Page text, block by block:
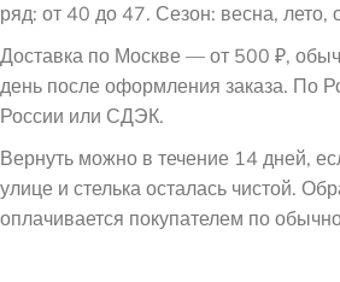
ряд: от 40 до 47. Сезон: весна, лето,
Доставка по Москве — от 500 ₽,
день после оформления заказа. По
России или СДЭК.
Вернуть можно в течение 14 дней,
улице и стелька осталась чистой.
оплачивается покупателем по